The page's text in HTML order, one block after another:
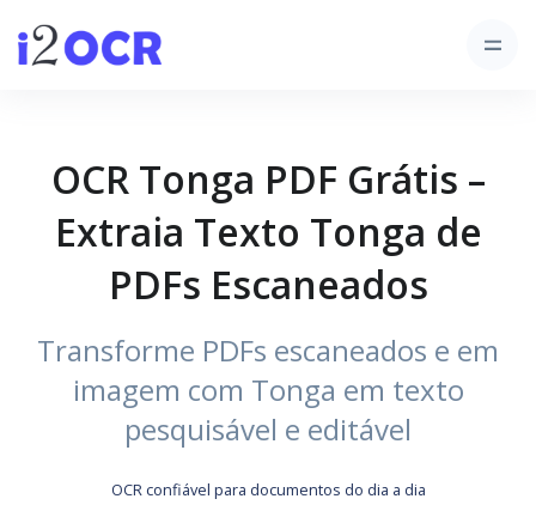
OCR Tonga PDF Grátis –
Extraia Texto Tonga de
PDFs Escaneados
Transforme PDFs escaneados e em
imagem com Tonga em texto
pesquisável e editável
OCR confiável para documentos do dia a dia